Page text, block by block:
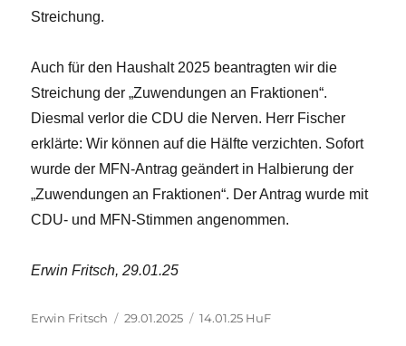
Streichung.
Auch für den Haushalt 2025 beantragten wir die
Streichung der „Zuwendungen an Fraktionen“.
Diesmal verlor die CDU die Nerven. Herr Fischer
erklärte: Wir können auf die Hälfte verzichten. Sofort
wurde der MFN-Antrag geändert in Halbierung der
„Zuwendungen an Fraktionen“. Der Antrag wurde mit
CDU- und MFN-Stimmen angenommen.
Erwin Fritsch, 29.01.25
Autor
Erwin Fritsch
Veröffentlicht
29.01.2025 Kategorien
14.01.25 HuF